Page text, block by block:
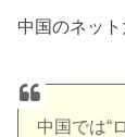
中国のネッ
中国では“